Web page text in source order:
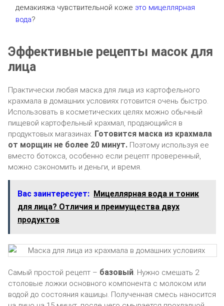
демакияжа чувствительной коже это мицеллярная
вода?
Эффективные рецепты масок для
лица
Практически любая маска для лица из картофельного
крахмала в домашних условиях готовится очень быстро.
Использовать в косметических целях можно обычный
пищевой картофельный крахмал, продающийся в
продуктовых магазинах. Готовится маска из крахмала
от морщин не более 20 минут. Поэтому используя ее
вместо ботокса, особенно если рецепт проверенный,
можно сэкономить и деньги, и время.
Вас заинтересует: Мицеллярная вода и тоник
для лица? Отличия и преимущества двух
продуктов
Самый простой рецепт – базовый . Нужно смешать 2
столовые ложки основного компонента с молоком или
водой до состояния кашицы. Полученная смесь наносится